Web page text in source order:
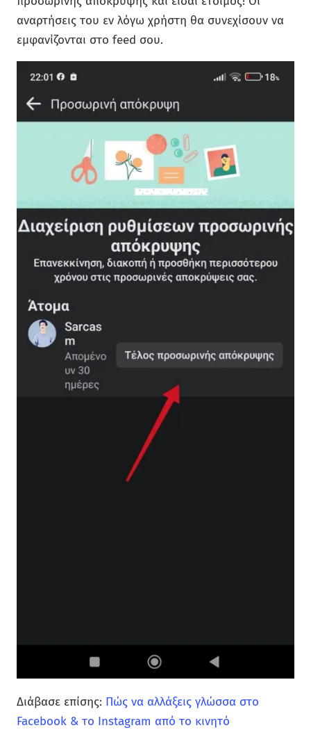
αναρτήσεις του εν λόγω χρήστη θα συνεχίσουν να
εμφανίζονται στο feed σου.
Διάβασε επίσης: Πώς να αλλάξεις γλώσσα στο
Facebook & το Instagram από το κινητό